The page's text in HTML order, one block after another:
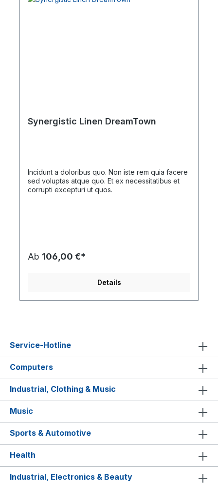
Synergistic Linen DreamTown
Incidunt a doloribus quo. Non iste rem quia facere
sed voluptas atque quo. Et ex necessitatibus et
corrupti excepturi ut quos.
Ab 106,00 €*
Details
Service-Hotline
Computers
Industrial, Clothing & Music
Music
Sports & Automotive
Health
Industrial, Electronics & Beauty